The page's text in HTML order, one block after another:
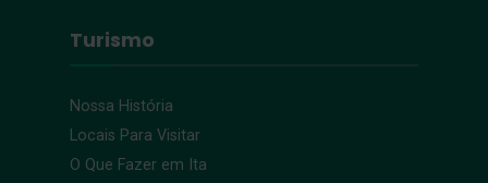
Turismo
Nossa História
Locais Para Visitar
O Que Fazer em Ita